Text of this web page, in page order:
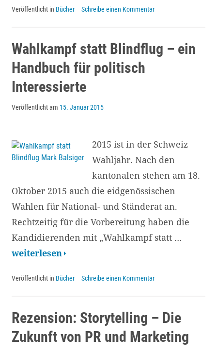
Content
im
Veröffentlicht in Bücher Schreibe einen Kommentar
Wahlkampf statt Blindflug – ein
Handbuch für politisch
Interessierte
Veröffentlicht am 15. Januar 2015
2015 ist in der Schweiz
Wahljahr. Nach den
kantonalen stehen am 18.
Oktober 2015 auch die eidgenössischen
Wahlen für National- und Ständerat an.
Rechtzeitig für die Vorbereitung haben die
Kandidierenden mit „Wahlkampf statt …
Wahlkampf
Blindflug
ein
Handbuch
für
weiterlesen
Veröffentlicht in Bücher Schreibe einen Kommentar
Rezension: Storytelling – Die
Zukunft von PR und Marketing